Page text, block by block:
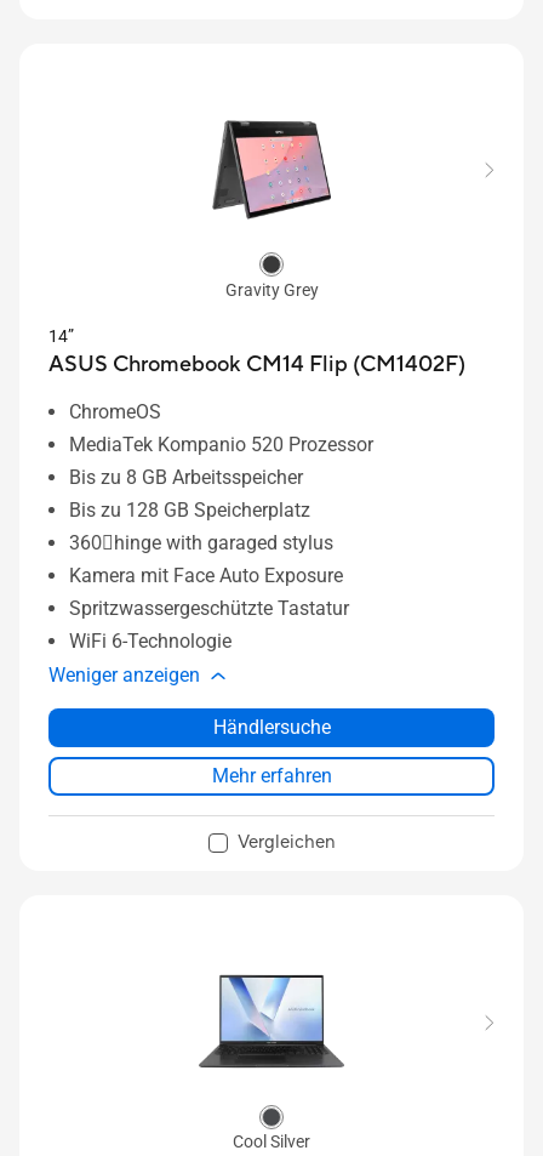
Gravity Grey
14”
ASUS Chromebook CM14 Flip (CM1402F)
ChromeOS
MediaTek Kompanio 520 Prozessor
Bis zu 8 GB Arbeitsspeicher
Bis zu 128 GB Speicherplatz
360〫hinge with garaged stylus
Kamera mit Face Auto Exposure
Spritzwassergeschützte Tastatur
WiFi 6-Technologie
Weniger anzeigen
Händlersuche
Mehr erfahren
Vergleichen
Cool Silver